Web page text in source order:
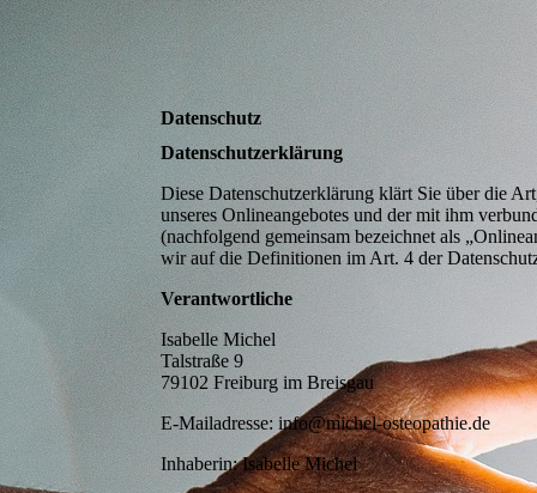
Datenschutz
Datenschutzerklärung
Diese Datenschutzerklärung klärt Sie über die
unseres Onlineangebotes und der mit ihm
(nachfolgend gemeinsam bezeichnet als
wir auf die Definitionen im Art. 4 der
Verantwortliche
Isabelle Michel
Talstraße 9
79102 Freiburg im Breisgau
E-Mailadresse: info@michel-osteopathie.de
Inhaberin: Isabelle Michel